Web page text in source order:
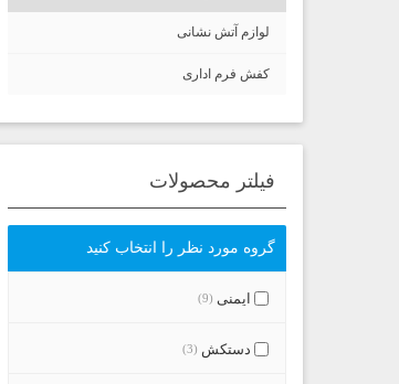
لوازم آتش نشانی
کفش فرم اداری
فیلتر محصولات
گروه مورد نظر را انتخاب کنید
ایمنی (9)
دستکش (3)